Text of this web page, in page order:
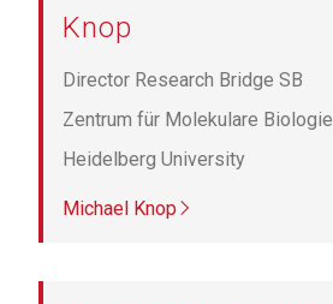
Knop
Director Research Bridge SB
Zentrum für Molekulare Biologie
Heidelberg University
Michael Knop